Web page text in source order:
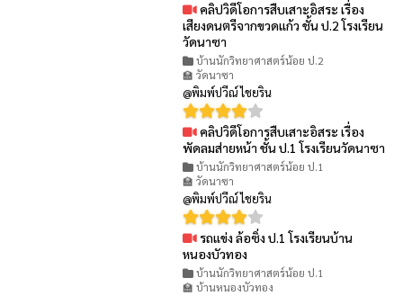
คลิปวิดีโอการสืบเสาะอิสระ เรื่อง
เสียงดนตรีจากขวดแก้ว ชั้น ป.2 โรงเรียน
วัดนาซา
บ้านนักวิทยาศาสตร์น้อย ป.2
🏫 วัดนาซา
@พิมพ์ปวีณ์ ไชยริน
คลิปวิดีโอการสืบเสาะอิสระ เรื่อง
พัดลมส่ายหน้า ชั้น ป.1 โรงเรียนวัดนาซา
บ้านนักวิทยาศาสตร์น้อย ป.1
🏫 วัดนาซา
@พิมพ์ปวีณ์ ไชยริน
รถแข่ง ล้อซิ่ง ป.1 โรงเรียนบ้าน
หนองบัวทอง
บ้านนักวิทยาศาสตร์น้อย ป.1
🏫 บ้านหนองบัวทอง